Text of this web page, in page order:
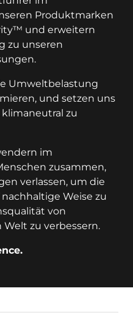
Produktmarken
und erweitern
zu unseren
Umweltbelastung
und setzen uns
zu
im
zusammen,
verlassen, um die
Weise zu
von
zu verbessern.